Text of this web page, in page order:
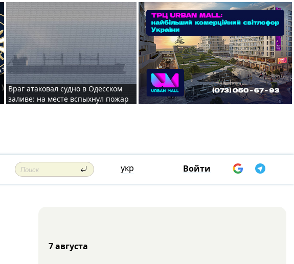
Враг атаковал судно в Одесском
заливе: на месте вспыхнул пожар
укр Войти
7 августа